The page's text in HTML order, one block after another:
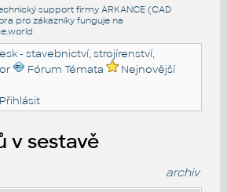
support firmy ARKANCE (CAD
pro zákazníky funguje na
- stavebnictví, strojírenství,
Fórum Témata
Nejnovější
Přihlásit
v sestavě
archiv